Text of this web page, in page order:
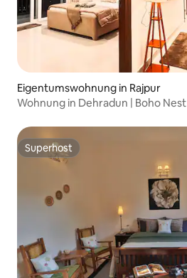
Eigentumswohnung in Rajpur
Wohnung in Dehradun | Boho Nest
Superhost
Superhost